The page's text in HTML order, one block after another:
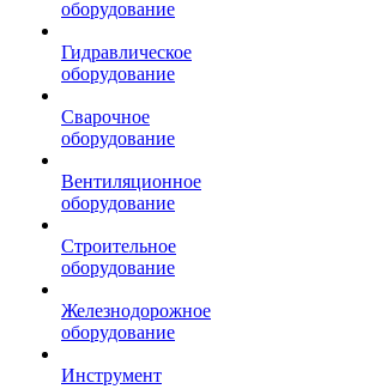
оборудование
Гидравлическое
оборудование
Сварочное
оборудование
Вентиляционное
оборудование
Строительное
оборудование
Железнодорожное
оборудование
Инструмент